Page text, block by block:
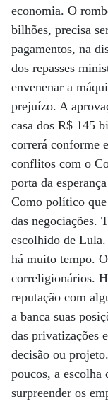
economia. O
bilhões, precisa
pagamentos, na
dos repasses
envenenar a
prejuízo. A
casa dos R$ 145
correrá conforme
conflitos com o
porta da
Como político
das negociações.
escolhido de
há muito tempo.
correligionários.
reputação com
a banca suas
das privatizações
decisão ou
poucos, a escolha
surpreender os